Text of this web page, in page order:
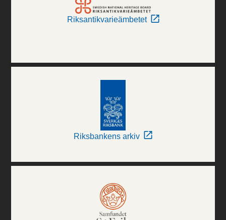
Riksantikvarieämbetet
Riksbankens arkiv